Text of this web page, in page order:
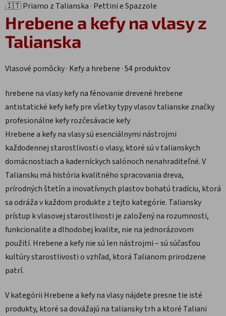
🇮🇹 Priamo z Talianska · Pettini e Spazzole
Hrebene a kefy na vlasyz
Talianska
Vlasové pomôcky · Kefy a hrebene · 54 produktov
hrebene na vlasykefy na fénovaniedrevené hrebene
antistatické kefykefy pre všetky typy vlasovtalianske značky
profesionálne kefyrozčesávacie kefy
Hrebene a kefy na vlasy sú esenciálnymi nástrojmi
každodennej starostlivosti o vlasy, ktoré sú v talianskych
domácnostiach a kaderníckych salónoch nenahraditeľné. V
Taliansku má história kvalitného spracovania dreva,
prírodných štetín a inovatívnych plastov bohatú tradíciu, ktorá
sa odráža v každom produkte z tejto kategórie. Taliansky
prístup k vlasovej starostlivosti je založený na rozumnosti,
funkcionalite a dlhodobej kvalite, nie na jednorázovom
použití. Hrebene a kefy nie sú len nástrojmi – sú súčasťou
kultúry starostlivosti o vzhľad, ktorá Talianom prirodzene
patrí.
V kategórii Hrebene a kefy na vlasy nájdete presne tie isté
produkty, ktoré sa dovážajú na taliansky trh a ktoré Taliani